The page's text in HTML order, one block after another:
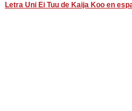
Letra Uni Ei Tuu de Kaija Koo en